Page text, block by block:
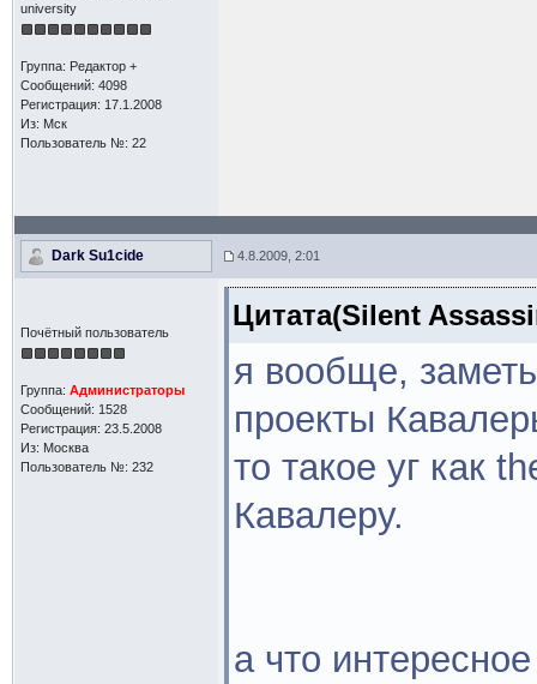
university
Группа: Редактор +
Сообщений: 4098
Регистрация: 17.1.2008
Из: Мск
Пользователь №: 22
Dark Su1cide 4.8.2009, 2:01
Почётный пользователь
Группа: Администраторы
Сообщений: 1528
Регистрация: 23.5.2008
Из: Москва
Пользователь №: 232
Цитата(Silent
я вообще,
проекты
то такое уг как
Кавалеру.
а что